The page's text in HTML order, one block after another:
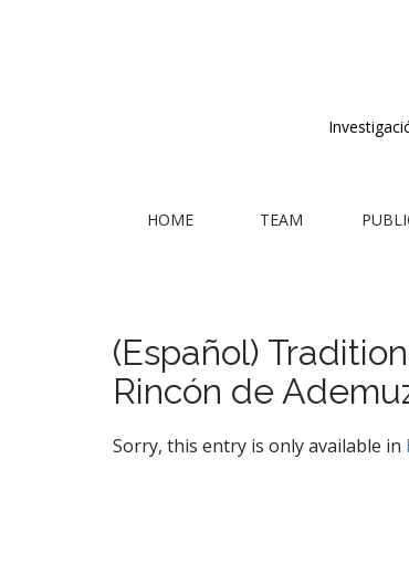
m
e
n
o
c
o
n
e
HOME TEAM
(Español)
Rincón de
Sorry, this entry is only available in